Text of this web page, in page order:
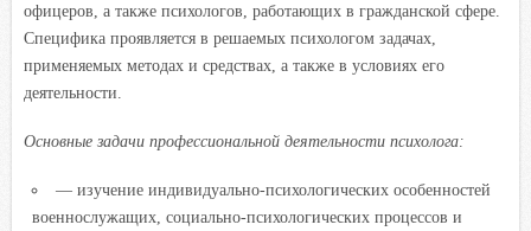
офицеров, а также психологов, работающих в гражданской сфере.
Специфика проявляется в решаемых психологом задачах,
применяемых методах и средствах, а также в условиях его
деятельности.
Основные задачи профессиональной деятельности психолога:
— изучение индивидуально-психологических особенностей
военнослужащих, социально-психологических процессов и